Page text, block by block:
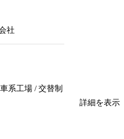
社
系工場 / 交替制
詳細を表示